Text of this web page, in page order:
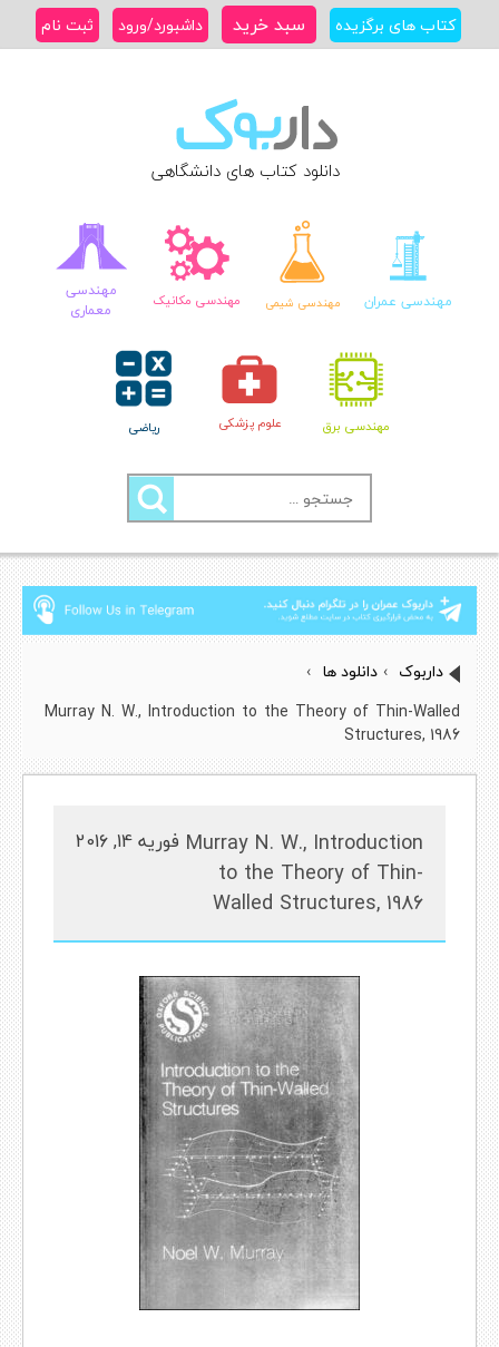
کتاب های برگزیده سبد خرید داشبورد/ورود ثبت نام
دانلود کتاب های دانشگاهی
مهندسی عمران مهندسی شیمی مهندسی مکانیک
مهندسی
معماری
مهندسی برق علوم پزشکی ریاضی
جستجو
برای:
داربوک › دانلود ها ›
Murray N. W., Introduction to the Theory of Thin-Walled
Structures, 1986
Murray N. W., Introduction
to the Theory of Thin-
Walled Structures, 1986
فوریه 14, 2016